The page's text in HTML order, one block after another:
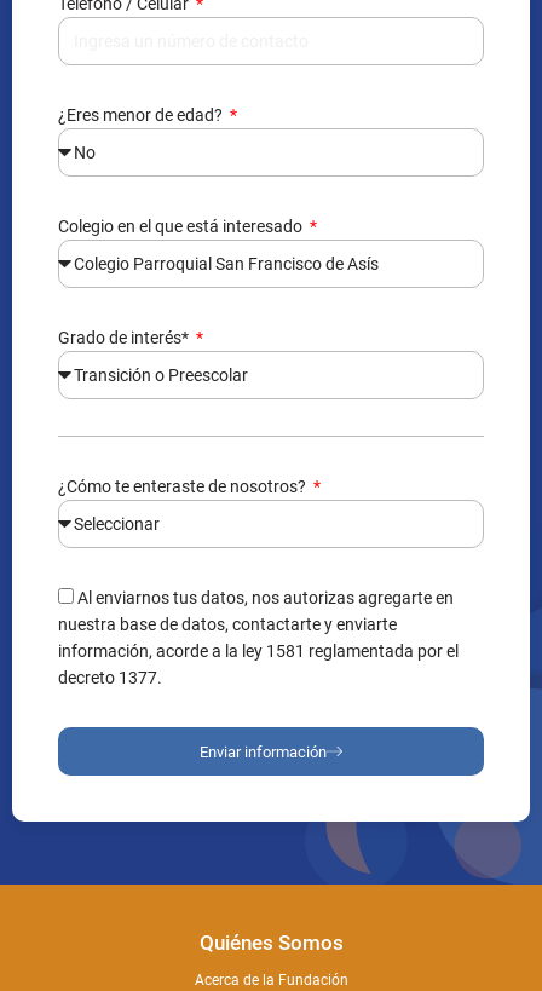
Teléfono / Celular
¿Eres menor de edad?
Colegio en el que está interesado
Grado de interés*
¿Cómo te enteraste de nosotros?
Al enviarnos tus datos, nos autorizas agregarte en
nuestra base de datos, contactarte y enviarte
información, acorde a la ley 1581 reglamentada por el
decreto 1377.
Enviar información
Quiénes Somos
Acerca de la Fundación